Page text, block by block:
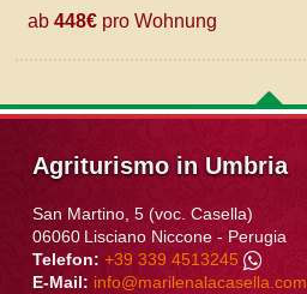
ab448€ pro Wohnung
Agriturismo in Umbria
San Martino, 5 (voc. Casella)
06060 Lisciano Niccone- Perugia
Telefon: +39 339 4513245
E-Mail: info@marilenalacasella.com